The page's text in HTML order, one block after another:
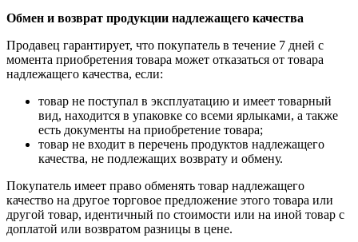
Обмен и возврат продукции надлежащего качества
Продавец гарантирует, что покупатель в течение 7 дней с
момента приобретения товара может отказаться от товара
надлежащего качества, если:
товар не поступал в эксплуатацию и имеет товарный
вид, находится в упаковке со всеми ярлыками, а также
есть документы на приобретение товара;
товар не входит в перечень продуктов надлежащего
качества, не подлежащих возврату и обмену.
Покупатель имеет право обменять товар надлежащего
качество на другое торговое предложение этого товара или
другой товар, идентичный по стоимости или на иной товар с
доплатой или возвратом разницы в цене.